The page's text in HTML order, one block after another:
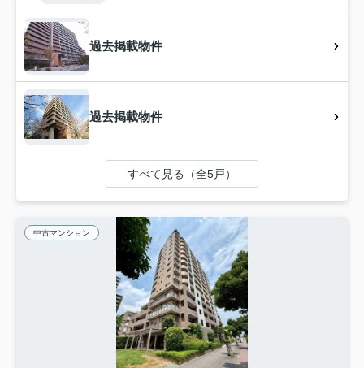
過去掲載物件
過去掲載物件
すべて見る（全5戸）
中古マンション